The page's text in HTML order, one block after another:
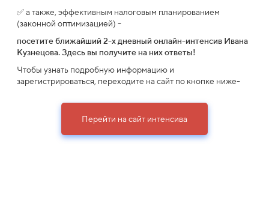
✅ а также, эффективным налоговым планированием
(законной оптимизацией) -
посетите ближайший 2-х дневный онлайн-интенсив Ивана
Кузнецова.Здесь вы получите на них ответы!
Чтобы узнать подробную информацию и
зарегистрироваться, переходите на сайт по кнопке ниже-
Перейти на сайт интенсива